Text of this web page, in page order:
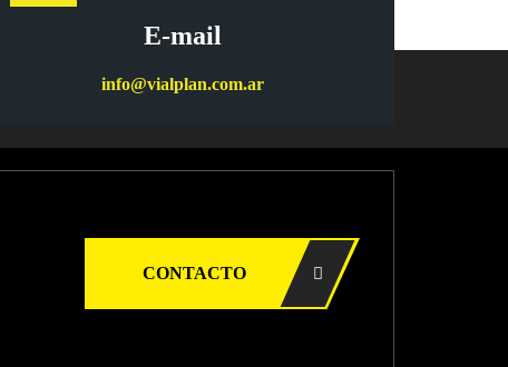
E-mail
info@vialplan.com.ar
CONTACTO